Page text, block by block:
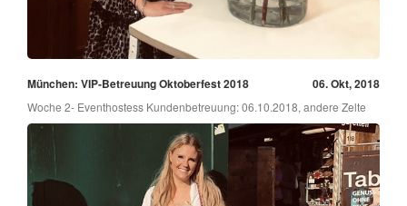
München: VIP-Betreuung Oktoberfest 2018 06. Okt, 2018
Woche 2- Eventhostess Kundenbetreuung: 06.10.2018, andere Zelte